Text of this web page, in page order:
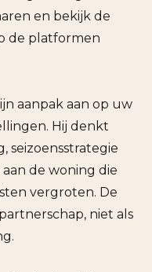
en bekijk de
de platformen
aanpak aan op uw
Hij denkt
seizoensstrategie
de woning die
vergroten. De
niet als